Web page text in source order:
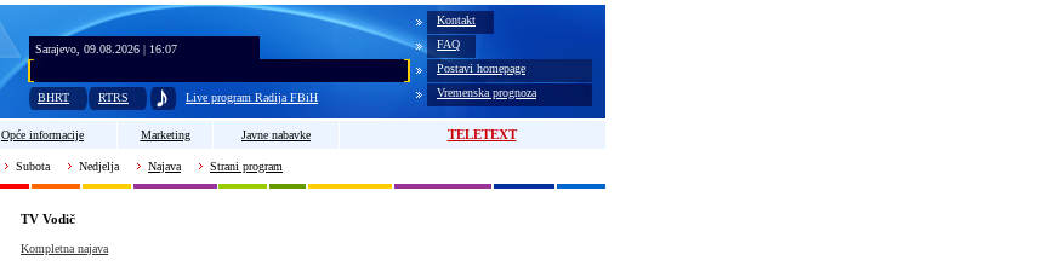
Sarajevo, 09.08.2026 | 16:07
BHRT RTRS Live program Radija FBiH
Kontakt
FAQ
Postavi homepage
Vremenska prognoza
Opće informacije Marketing Javne nabavke TELETEXT
Subota Nedjelja Najava Strani program
TV Vodič
Kompletna najava